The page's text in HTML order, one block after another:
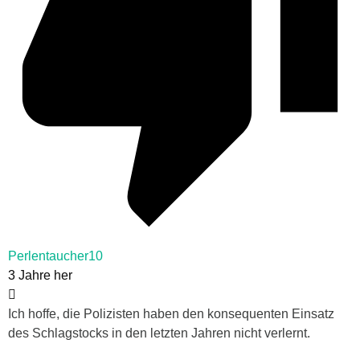
Perlentaucher10
3 Jahre her
Ich hoffe, die Polizisten haben den konsequenten Einsatz
des Schlagstocks in den letzten Jahren nicht verlernt.